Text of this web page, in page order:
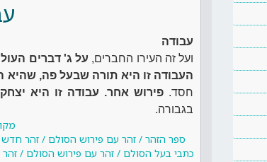
עבודה
ועל זה העירו החברים, על ג' דברים
העבודה זו היא תורה שבעל פה, שהיא
חסד. פירוש אחר. עבודה זו היא
בגבורה.
ספר הזהר / זהר עם פירוש הסולם / זהר
כתבי בעל הסולם / זהר עם פירוש הסולם /